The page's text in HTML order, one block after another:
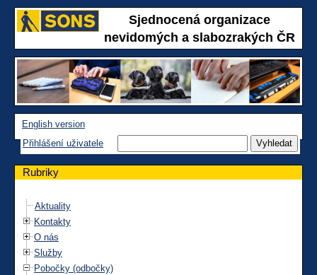
Sjednocená organizace
nevidomých a slabozrakých ČR
English version
Přihlášení uživatele
Rubriky
Aktuality
Kontakty
O nás
Služby
Pobočky (odbočky)